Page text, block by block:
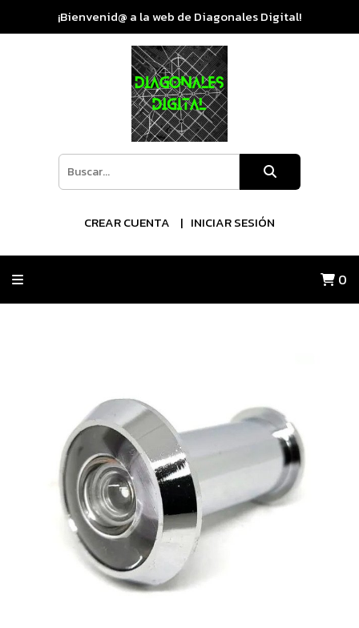
¡Bienvenid@ a la web de Diagonales Digital!
CREAR CUENTA INICIAR SESIÓN
0